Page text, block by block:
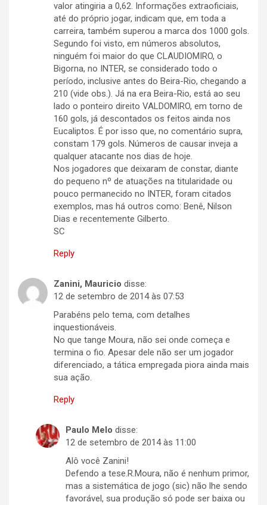
valor atingiria a 0,62. Informações extraoficiais,
até do próprio jogar, indicam que, em toda a
carreira, também superou a marca dos 1000 gols.
Segundo foi visto, em números absolutos,
ninguém foi maior do que CLAUDIOMIRO, o
Bigorna, no INTER, se considerado todo o
período, inclusive antes do Beira-Rio, chegando a
210 (vide obs.). Já na era Beira-Rio, está ao seu
lado o ponteiro direito VALDOMIRO, em torno de
160 gols, já descontados os feitos ainda nos
Eucaliptos. É por isso que, no comentário supra,
constam 179 gols. Números de causar inveja a
qualquer atacante nos dias de hoje.
Nos jogadores que deixaram de constar, diante
do pequeno nº de atuações na titularidade ou
pouco permanecido no INTER, foram citados
exemplos, mas há outros como: Benê, Nilson
Dias e recentemente Gilberto.
SC
Reply
Zanini, Mauricio disse:
12 de setembro de 2014 às 07:53
Parabéns pelo tema, com detalhes
inquestionáveis.
No que tange Moura, não sei onde começa e
termina o fio. Apesar dele não ser um jogador
diferenciado, a tática empregada piora ainda mais
sua ação.
Reply
Paulo Melo disse:
12 de setembro de 2014 às 11:00
Alô você Zanini!
Defendo a tese.R.Moura, não é nenhum primor,
mas a sistemática de jogo (sic) não lhe sendo
favorável, sua produção só pode ser baixa ou